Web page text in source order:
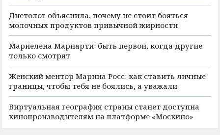
Диетолог объяснила, почему не стоит бояться
молочных продуктов привычной жирности
Мариелена Мариарти: быть первой, когда другие
только смотрят
Женский ментор Марина Росс: как ставить личные
границы, чтобы тебя не боялись, а уважали
Виртуальная география страны станет доступна
кинопроизводителям на платформе «Москино»